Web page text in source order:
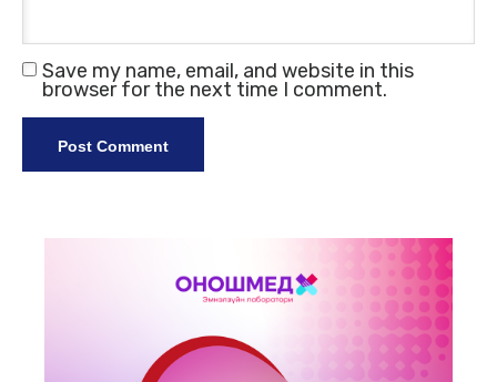
Save my name, email, and website in this
browser for the next time I comment.